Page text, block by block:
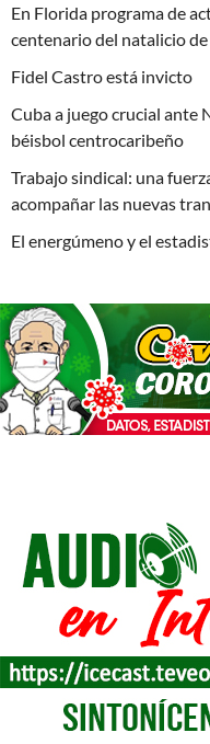
En Florida programa de
centenario del natalicio
Fidel Castro está invicto
Cuba a juego crucial ante
béisbol centrocaribeño
Trabajo sindical: una
acompañar las nuevas
El energúmeno y el